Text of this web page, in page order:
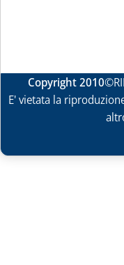
Copyright 2010
E' vietata la